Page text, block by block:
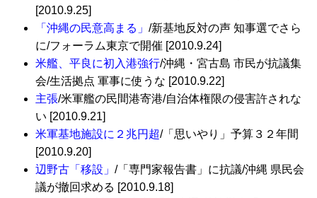
[2010.9.25]
「沖縄の民意高まる」 /新基地反対の声 知事選でさら
に/フォーラム東京で開催 [2010.9.24]
米艦、平良に初入港強行/沖縄・宮古島 市民が抗議集
会/生活拠点 軍事に使うな [2010.9.22]
主張/米軍艦の民間港寄港/自治体権限の侵害許されな
い [2010.9.21]
米軍基地施設に２兆円超/「思いやり」予算３２年間
[2010.9.20]
辺野古「移設」 /「専門家報告書」に抗議/沖縄 県民会
議が撤回求める [2010.9.18]